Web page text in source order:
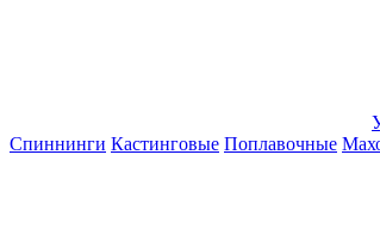
Спиннинги Кастинговые Поплавочные